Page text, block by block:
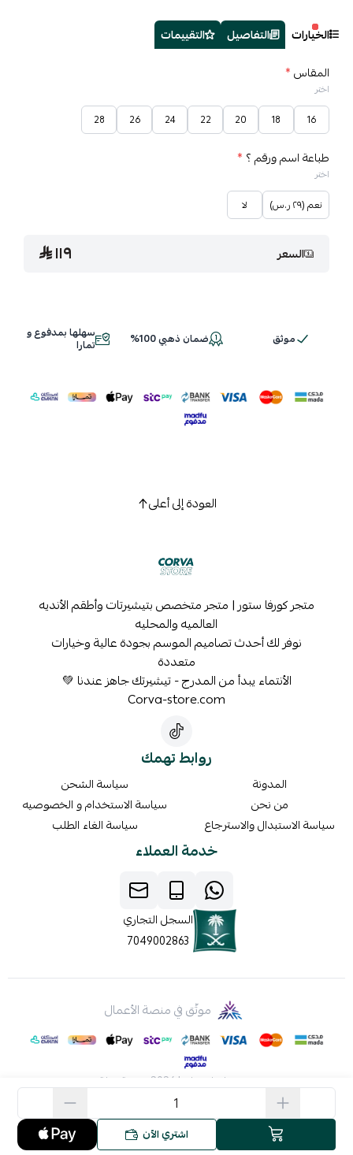
اشتري الآن
الخيارات التفاصيل
التقييمات
المقاس*
اختر
16
18
20
22
24
26
28
طباعة اسم ورقم ؟ *
اختر
نعم (٢٩ ر.س) لا
السعر ١١٩
موثق ضمان ذهبي 100% سهلها بمدفوع و
تمارا
العودة إلى أعلى
متجر كورفا ستور | متجر متخصص بتيشيرتات وأطقم الأنديه
العالميه والمحليه
نوفر لك أحدث تصاميم الموسم بجودة عالية وخيارات
متعددة
الأنتماء يبدأ من المدرج - تيشيرتك جاهز عندنا 💚
Corva-store.com
روابط تهمك
المدونة
من نحن
سياسة الاستبدال والاسترجاع
سياسة الشحن
سياسة الاستخدام و الخصوصيه
سياسة الغاء الطلب
خدمة العملاء
السجل التجاري
7049002863
موثّق في منصة الأعمال
صنع بإتقان على | 2026 منصة سلة